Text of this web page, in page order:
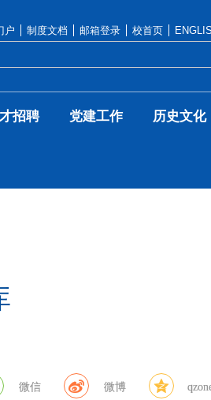
户 制度文档 邮箱登录 校首页
招聘 党建工作 历史文化
微信 微博